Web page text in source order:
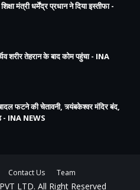
मंत्री धर्मेंद्र प्रधान ने दिया इस्तीफा -
शरीर तेहरान के बाद कोम पहुंचा - INA
फटने की चेतावनी, त्र्यंबकेश्वर मंदिर बंद,
- INA NEWS
Contact Us Team
LTD. All Right Reserved